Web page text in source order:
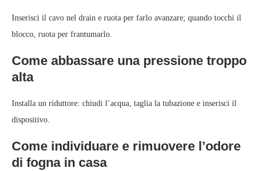
Inserisci il cavo nel drain e ruota per farlo avanzare; quando tocchi il
blocco, ruota per frantumarlo.
Come abbassare una pressione troppo
alta
Installa un riduttore: chiudi l’acqua, taglia la tubazione e inserisci il
dispositivo.
Come individuare e rimuovere l’odore
di fogna in casa